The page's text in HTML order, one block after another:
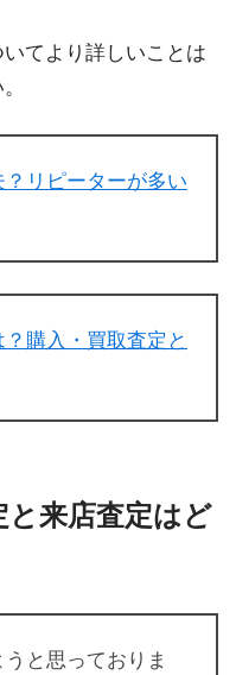
てより詳しいことは
リピーターが多い
購入・買取査定と
来店査定はど
と思っておりま